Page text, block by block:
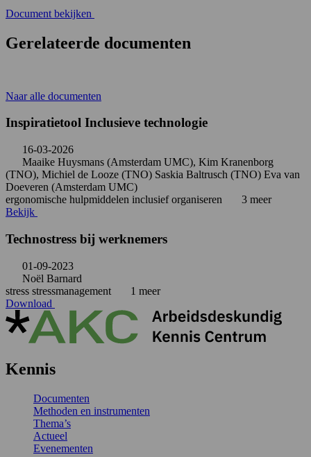
Document bekijken
Gerelateerde documenten
Naar alle documenten
Inspiratietool Inclusieve technologie
16-03-2026
Maaike Huysmans (Amsterdam UMC), Kim Kranenborg
(TNO), Michiel de Looze (TNO) Saskia Baltrusch (TNO) Eva van
Doeveren (Amsterdam UMC)
ergonomische hulpmiddelen inclusief organiseren
3 meer
Bekijk
Technostress bij werknemers
01-09-2023
Noël Barnard
stress stressmanagement
1 meer
Download
Kennis
Documenten
Methoden en instrumenten
Thema’s
Actueel
Evenementen